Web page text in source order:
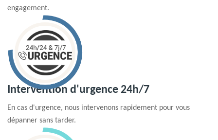
engagement.
Intervention d'urgence 24h/7
En cas d'urgence, nous intervenons rapidement pour vous
dépanner sans tarder.